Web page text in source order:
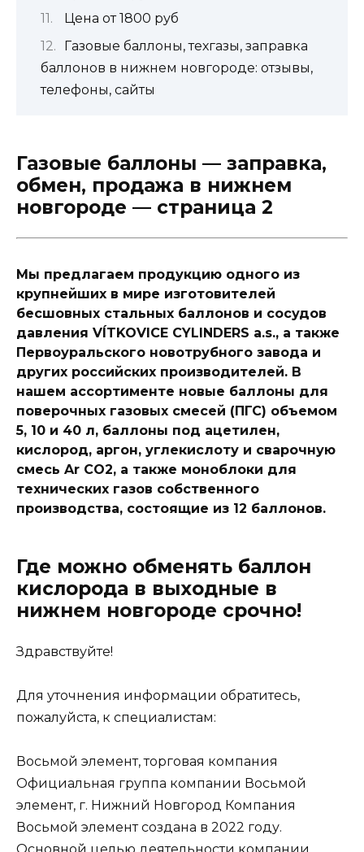
Цена от 1800 руб
Газовые баллоны, техгазы, заправка
баллонов в нижнем новгороде: отзывы,
телефоны, сайты
Газовые баллоны — заправка,
обмен, продажа в нижнем
новгороде — страница 2
Мы предлагаем продукцию одного из
крупнейших в мире изготовителей
бесшовных стальных баллонов и сосудов
давления VÍTKOVICE CYLINDERS a.s., а также
Первоуральского новотрубного завода и
других российских производителей. В
нашем ассортименте новые баллоны для
поверочных газовых смесей (ПГС) объемом
5, 10 и 40 л, баллоны под ацетилен,
кислород, аргон, углекислоту и сварочную
смесь Ar CO2, а также моноблоки для
технических газов собственного
производства, состоящие из 12 баллонов.
Где можно обменять баллон
кислорода в выходные в
нижнем новгороде срочно!
Здравствуйте!
Для уточнения информации обратитесь,
пожалуйста, к специалистам:
Восьмой элемент, торговая компания
Официальная группа компании Восьмой
элемент, г. Нижний Новгород Компания
Восьмой элемент создана в 2022 году.